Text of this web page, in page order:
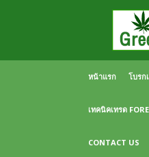
ความ
FOREX
เปิด
หน้าแรก โบรก
เทคนิคเทรด
CONTACT US